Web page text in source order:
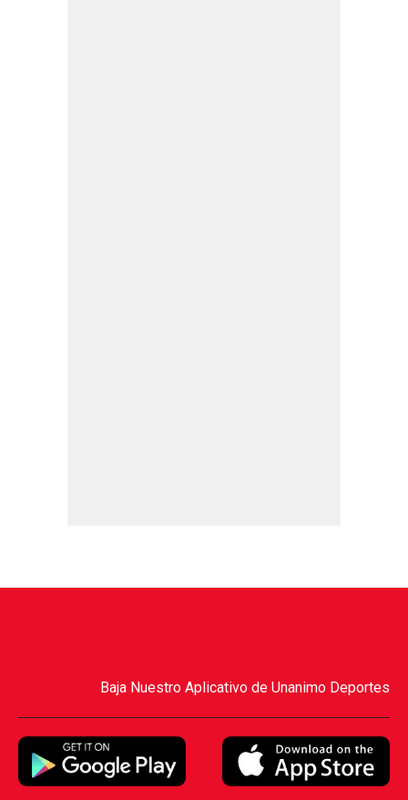
Baja Nuestro Aplicativo de Unanimo Deportes